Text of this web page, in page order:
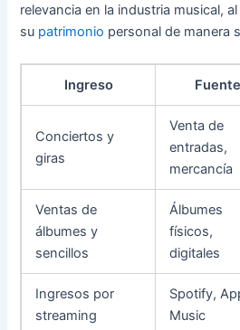
relevancia en la industria musical,
su patrimonio personal de manera
Ingreso Fuente
Conciertos y
giras
Venta de
entradas,
mercancía
Ventas de
álbumes y
sencillos
Álbumes
físicos,
digitales
Ingresos por
streaming
Spotify,
Music